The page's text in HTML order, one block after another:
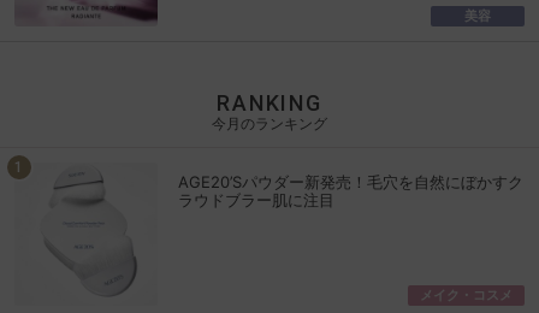
美容
RANKING
今月のランキング
AGE20’Sパウダー新発売！毛穴を自然にぼかすク
ラウドブラー肌に注目
メイク・コスメ